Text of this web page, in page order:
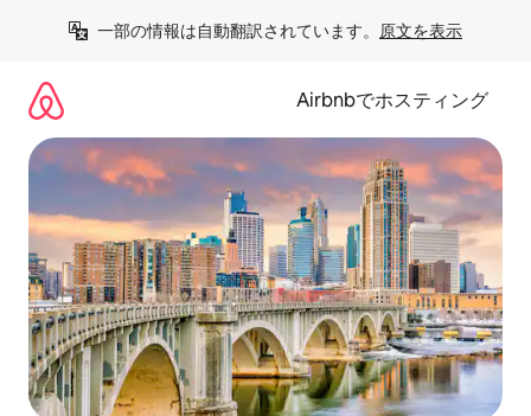
一部の情報は自動翻訳されています。 原文を表示
Airbnbでホスティング